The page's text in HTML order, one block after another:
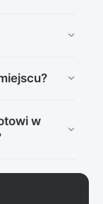
jednak
w
zwrotowi.